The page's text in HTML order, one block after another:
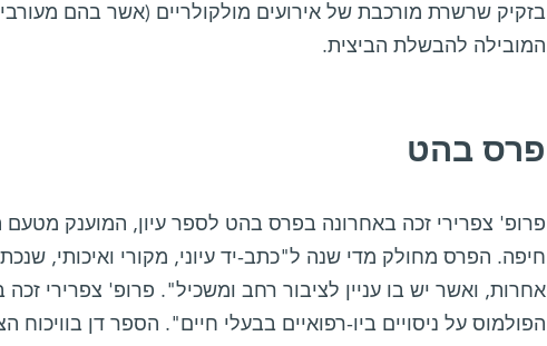
בזקיק שרשרת מורכבת של אירועים מולקולריים (אשר בהם
המובילה להבשלת הביצית.
פרס בהט
פרופ' צפרירי זכה באחרונה בפרס בהט לספר עיון, המוענק
חיפה. הפרס מחולק מדי שנה ל"כתב-יד עיוני, מקורי ואיכותי,
אחרות, ואשר יש בו עניין לציבור רחב ומשכיל". פרופ' צפרירי
הפולמוס על ניסויים ביו-רפואיים בבעלי חיים". הספר דן בוויכוח